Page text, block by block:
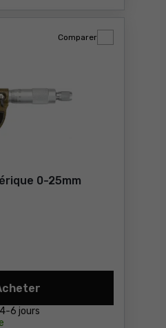
0-25mm
Comparer
4-6 jours
Micromètre numérique 0-